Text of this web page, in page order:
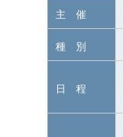
主 催
種 別
日 程